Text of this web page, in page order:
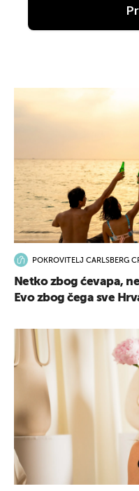
POKROVITELJ CARLSBERG
Netko zbog ćevapa,
Evo zbog čega sve